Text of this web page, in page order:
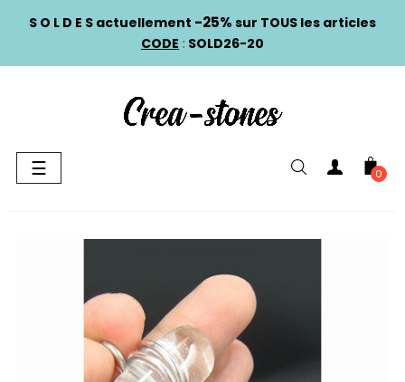
S O L D E S actuellement -25% sur TOUS les articles
CODE : SOLD26-20
Basculer
la
☰ 0